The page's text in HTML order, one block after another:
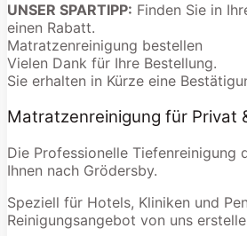
UNSER SPARTIPP: Finden Sie in
einen Rabatt.
Matratzenreinigung bestellen
Vielen Dank für Ihre Bestellung.
Sie erhalten in Kürze eine
Matratzenreinigung für Privat
Die Professionelle
Ihnen nach Grödersby.
Speziell für Hotels, Kliniken und
Reinigungsangebot von uns